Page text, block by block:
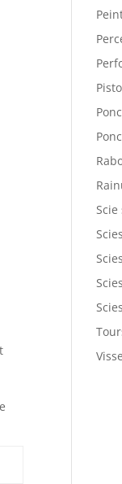
Scie